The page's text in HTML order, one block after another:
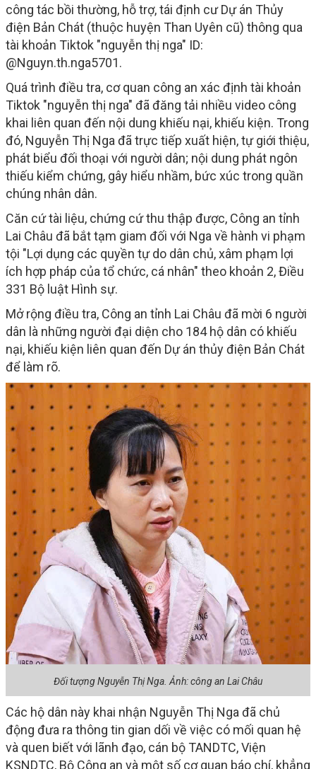
công tác bồi thường, hỗ trợ, tái định cư Dự án Thủy
điện Bản Chát (thuộc huyện Than Uyên cũ) thông qua
tài khoản Tiktok "nguyễn thị nga" ID:
@Nguyn.th.nga5701.
Quá trình điều tra, cơ quan công an xác định tài khoản
Tiktok "nguyễn thị nga" đã đăng tải nhiều video công
khai liên quan đến nội dung khiếu nại, khiếu kiện. Trong
đó, Nguyễn Thị Nga đã trực tiếp xuất hiện, tự giới thiệu,
phát biểu đối thoại với người dân; nội dung phát ngôn
thiếu kiểm chứng, gây hiểu nhầm, bức xúc trong quần
chúng nhân dân.
Căn cứ tài liệu, chứng cứ thu thập được, Công an tỉnh
Lai Châu đã bắt tạm giam đối với Nga về hành vi phạm
tội "Lợi dụng các quyền tự do dân chủ, xâm phạm lợi
ích hợp pháp của tổ chức, cá nhân" theo khoản 2, Điều
331 Bộ luật Hình sự.
Mở rộng điều tra, Công an tỉnh Lai Châu đã mời 6 người
dân là những người đại diện cho 184 hộ dân có khiếu
nại, khiếu kiện liên quan đến Dự án thủy điện Bản Chát
để làm rõ.
Đối tượng Nguyễn Thị Nga. Ảnh: công an Lai Châu
Các hộ dân này khai nhận Nguyễn Thị Nga đã chủ
động đưa ra thông tin gian dối về việc có mối quan hệ
và quen biết với lãnh đạo, cán bộ TANDTC, Viện
KSNDTC, Bộ Công an và một số cơ quan báo chí, khẳng